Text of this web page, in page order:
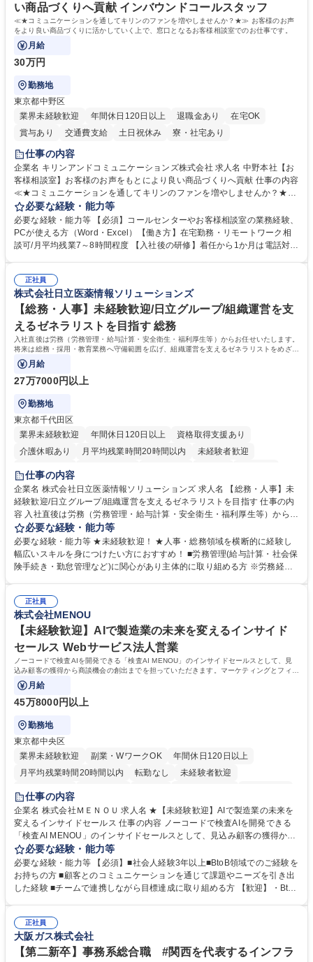
務の持ち帰りも禁止されており、メリハリのある働き方となります。 学
歴・資格 学歴：大学院 大学 高専 短大 語学力： 資格：
い商品づくりへ貢献 インバウンドコールスタッフ
≪★コミュニケーションを通してキリンのファンを増やしませんか？★≫ お客様のお声
をより良い商品づくりに活かしていく上で、窓口となるお客様相談室でのお仕事です。
月給
30万円
勤務地
東京都中野区
業界未経験歓迎
年間休日120日以上 退職金あり
在宅OK
賞与あり
交通費支給 土日祝休み 寮・社宅あり
仕事の内容
企業名 キリンアンドコミュニケーションズ株式会社 求人名 中野本社【お
客様相談室】お客様のお声をもとにより良い商品づくりへ貢献 仕事の内容
≪★コミュニケーションを通してキリンのファンを増やしませんか？★≫
お客様のお声をより良い商品づくりに活かしていく上で、窓口となるお客
様相談室でのお仕事です。 日々お客様からいただくキリングループへのご
意見を、企業活動に活かしています。お客様からの声に迅速かつ誠意をも
って対応、情報提供するとともにグループ内活動に反映しています。 【具
平均100件前後■メール・手紙：同上40件前後 募集職種 中野本社【お客様
相談室】お客様のお声をもとにより良い商品づくりへ貢献
必要な経験・能力等
必要な経験・能力等 【必須】コールセンターやお客様相談室の業務経験、
PCが使える方（Word・Excel）【働き方】在宅勤務・リモートワーク相
談可/月平均残業7～8時間程度 【入社後の研修】着任から1か月は電話対応
すのでご安心ください。 【当社について】キリングループの広報機能を担
う会社として、お客様との出会いを大切にし、磨き上げたホスピタリティ
を込めてコミュニケーションをとりながら広報関連業務を行っておりま
す。 学歴・資格 学歴：大学院 大学 高専 短大 専修学校 高校 語学力： 資
格：
正社員
株式会社日立医薬情報ソリューションズ
【総務・人事】未経験歓迎/日立グループ/組織運営を支
えるゼネラリストを目指す 総務
入社直後は労務（労務管理・給与計算・安全衛生・福利厚生等）からお任せいたします。
将来は総務・採用・教育業務へ守備範囲を広げ、組織運営を支えるゼネラリストをめざせ
ます。
月給
27万7000円以上
勤務地
東京都千代田区
業界未経験歓迎
年間休日120日以上
資格取得支援あり
介護休暇あり
月平均残業時間20時間以内
未経験者歓迎
住宅手当あり
育休あり
完全週休2日制 交通費支給 土日祝休み 寮・社宅あり
仕事の内容
企業名 株式会社日立医薬情報ソリューションズ 求人名 【総務・人事】未
経験歓迎/日立グループ/組織運営を支えるゼネラリストを目指す 仕事の内
容 入社直後は労務（労務管理・給与計算・安全衛生・福利厚生等）からお
任せいたします。将来は総務・採用・教育業務へ守備範囲を広げ、組織運
営を支えるゼネラリストをめざせます。 ・初期業務：労働時間管理、給与
計算、社会保険対応、福利厚生管理、安全衛生、健康経営推進等をお任せ
します。ご経験に応じて、休職者管理など、幅広く経験を積んでいただき
幅広く経験を積みたい意欲がある方に最適な環境です。 募集職種 【総
務・人事】未経験歓迎/日立グループ/組織運営を支えるゼネラリストを目
指す
必要な経験・能力等
必要な経験・能力等 ★未経験歓迎！ ★人事・総務領域を横断的に経験し
幅広いスキルを身につけたい方におすすめ！ ■労務管理(給与計算・社会保
険手続き・勤怠管理など)に関心があり主体的に取り組める方 ※労務経験
のご経験 ■労務管理（給与計算・社会保険手続き・勤怠管理など）の経験
■衛生管理者の資格をお持ちの方 学歴・資格 学歴：大学院 大学 高専 短大
専修学校 高校 語学力： 資格：
正社員
株式会社MENOU
【未経験歓迎】AIで製造業の未来を変えるインサイド
セールス Webサービス法人営業
ノーコードで検査AIを開発できる「検査AI MENOU」のインサイドセールスとして、見
込み顧客の獲得から商談機会の創出までを担っていただきます。マーケティングとフィー
ルドセールスをつなぐ役割として、
月給
45万8000円以上
勤務地
東京都中央区
業界未経験歓迎
副業・WワークOK
年間休日120日以上
月平均残業時間20時間以内
転勤なし
未経験者歓迎
時短勤務あり
駅近5分以内
土日祝休み 服装自由
仕事の内容
企業名 株式会社ＭＥＮＯＵ 求人名 ★【未経験歓迎】AIで製造業の未来を
変えるインサイドセールス 仕事の内容 ノーコードで検査AIを開発できる
「検査AI MENOU」のインサイドセールスとして、見込み顧客の獲得から
商談機会の創出までを担っていただきます。マーケティングとフィールド
セールスをつなぐ役割として、 適切なタイミングで顧客とコミュニケーシ
ョンを取りながら、受注につながる商談機会の最大化を目指します。 【具
体的な仕事内容】 リードへの電話・メールによるアプローチ/リードナー
実行/フィールドセールスへの案件連携 募集職種 ★【未経験歓迎】AIで製
造業の未来を変えるインサイドセールス
必要な経験・能力等
必要な経験・能力等 【必須】■社会人経験3年以上■BtoB領域でのご経験を
お持ちの方 ■顧客とのコミュニケーションを通じて課題やニーズを引き出
した経験 ■チームで連携しながら目標達成に取り組める方 【歓迎】・BtoB
企画・実行経験 ・CRM・リードナーチャリングに関する知見 ・データを
もとに営業プロセスを改善した経験 学歴・資格 学歴：大学院 大学 高専 短
大 専修学校 高校 語学力： 資格：
正社員
大阪ガス株式会社
【第二新卒】事務系総合職 #関西を代表するインフラ